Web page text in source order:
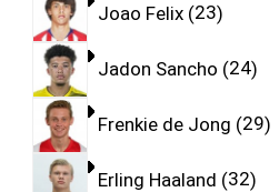
Joao Felix 23
Jadon Sancho 24
Frenkie de Jong 29
Erling Haaland 32